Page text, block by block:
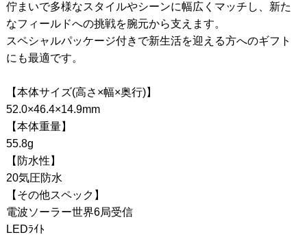
佇まいで多様なスタイルやシーンに幅広くマッチし、新た
なフィールドへの挑戦を腕元から支えます。
スペシャルパッケージ付きで新生活を迎える方へのギフト
にも最適です。
【本体サイズ(高さ×幅×奥行)】
52.0×46.4×14.9mm
【本体重量】
55.8g
【防水性】
20気圧防水
【その他スペック】
電波ソーラー世界6局受信
LEDﾗｲﾄ